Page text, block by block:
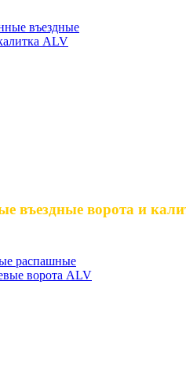
въездные ворота и